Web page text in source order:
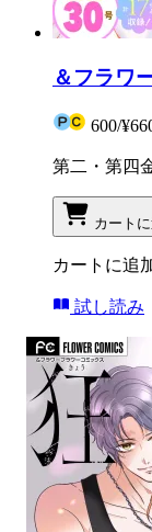
＆フラワ
600/
第二・第四
カート
カートに追
試し読み